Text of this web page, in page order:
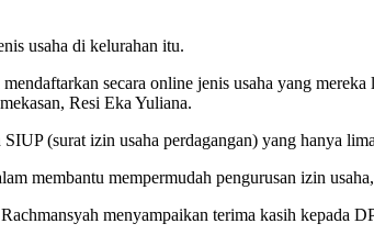
usaha di kelurahan itu.
secara online jenis usaha yang
Resi Eka Yuliana.
(surat izin usaha perdagangan) yang hanya
membantu mempermudah pengurusan izin
menyampaikan terima kasih kepada